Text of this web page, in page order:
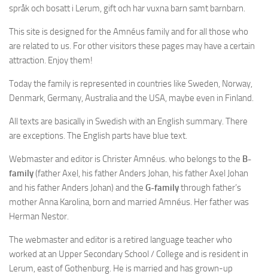
språk och bosatt i Lerum, gift och har vuxna barn samt barnbarn.
This site is designed for the Amnéus family and for all those who
are related to us. For other visitors these pages may have a certain
attraction. Enjoy them!
Today the family is represented in countries like Sweden, Norway,
Denmark, Germany, Australia and the USA, maybe even in Finland.
All texts are basically in Swedish with an English summary. There
are exceptions. The English parts have blue text.
Webmaster and editor is Christer Amnéus. who belongs to the B-
family(father Axel, his father Anders Johan, his father Axel Johan
and his father Anders Johan) and the G-familythrough father’s
mother Anna Karolina, born and married Amnéus. Her father was
Herman Nestor.
The webmaster and editor is a retired language teacher who
worked at an Upper Secondary School / College and is resident in
Lerum, east of Gothenburg. He is married and has grown-up